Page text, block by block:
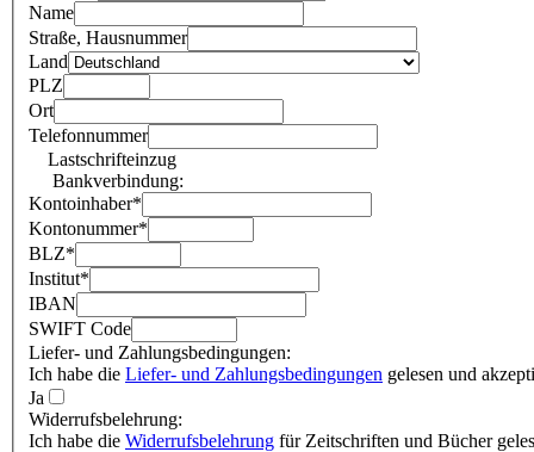
Name
Straße, Hausnummer
Land
PLZ
Ort
Telefonnummer
Lastschrifteinzug
Bankverbindung:
Kontoinhaber*
Kontonummer*
BLZ*
Institut*
IBAN
SWIFT Code
Liefer- und Zahlungsbedingungen:
Ich habe die Liefer- und Zahlungsbedingungen gelesen und
Ja
Widerrufsbelehrung:
Ich habe die Widerrufsbelehrung für Zeitschriften und Bücher